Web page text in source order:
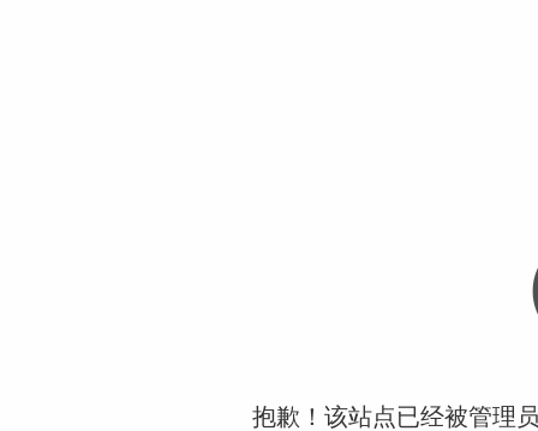
抱歉！该站点已经被管理